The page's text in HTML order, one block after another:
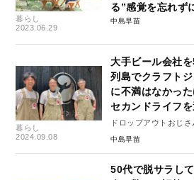
暮らし
2023.06.29
る”感覚を忘れず
中島早苗
暮らし
2024.09.08
大手ビール会社
列島でクラフト
に不満はなかっ
セカンドライフ
ドロップアウトおじさ
中島早苗
50代で脱サラし